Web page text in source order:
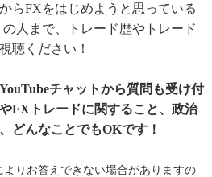
らFXをはじめようと思っている
の人まで、トレード歴やトレード
聴ください！
チャットから質問も受け付
FXトレードに関すること、政治
どんなことでもOKです！
りお答えできない場合がありますの